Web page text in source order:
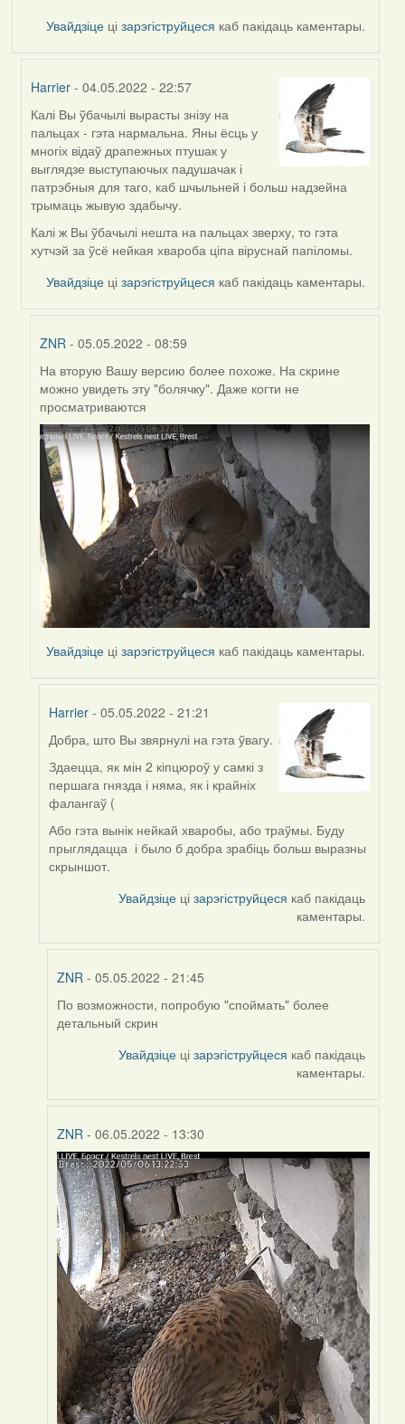
Увайдзіце цізарэгіструйцеся каб пакідаць каментары.
Harrier - 04.05.2022 - 22:57
In
reply
to
by
ZNR
Калі Вы ўбачылі вырасты знізу на
пальцах - гэта нармальна. Яны ёсць у
многіх відаў драпежных птушак у
выглядзе выступаючых падушачак і
патрэбныя для таго, каб шчыльней і больш надзейна
трымаць жывую здабычу.
Калі ж Вы ўбачылі нешта на пальцах зверху, то гэта
хутчэй за ўсё нейкая хвароба ціпа віруснай папіломы.
Увайдзіце цізарэгіструйцеся каб пакідаць каментары.
ZNR - 05.05.2022 - 08:59
In
reply
to
by
Harrier
На вторую Вашу версию более похоже. На скрине
можно увидеть эту "болячку". Даже когти не
просматриваются
Увайдзіце цізарэгіструйцеся каб пакідаць каментары.
Harrier- 05.05.2022 - 21:21
In
reply
to
by
Добра, што Вы звярнулі на гэта ўвагу.
Здаецца, як мін 2 кіпцюроў у самкі з
першага гнязда і няма, як і крайніх
фалангаў (
Або гэта вынік нейкай хваробы, або траўмы. Буду
прыглядацца і было б добра зрабіць больш выразны
скрыншот.
Увайдзіце цізарэгіструйцеся каб пакідаць
каментары.
ZNR - 05.05.2022 - 21:45
In
reply
По возможности, попробую "споймать" более
детальный скрин
Увайдзіце цізарэгіструйцеся каб пакідаць
каментары.
ZNR - 06.05.2022 - 13:30
In
reply
to
by
Harrier